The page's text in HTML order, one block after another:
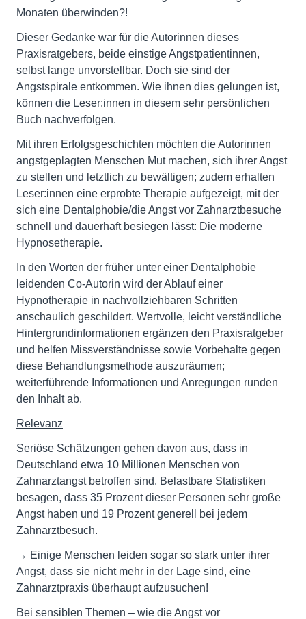
Monaten überwinden?!
Dieser Gedanke war für die Autorinnen dieses
Praxisratgebers, beide einstige Angstpatientinnen,
selbst lange unvorstellbar. Doch sie sind der
Angstspirale entkommen. Wie ihnen dies gelungen ist,
können die Leser:innen in diesem sehr persönlichen
Buch nachverfolgen.
Mit ihren Erfolgsgeschichten möchten die Autorinnen
angstgeplagten Menschen Mut machen, sich ihrer Angst
zu stellen und letztlich zu bewältigen; zudem erhalten
Leser:innen eine erprobte Therapie aufgezeigt, mit der
sich eine Dentalphobie/die Angst vor Zahnarztbesuche
schnell und dauerhaft besiegen lässt: Die moderne
Hypnosetherapie.
In den Worten der früher unter einer Dentalphobie
leidenden Co-Autorin wird der Ablauf einer
Hypnotherapie in nachvollziehbaren Schritten
anschaulich geschildert. Wertvolle, leicht verständliche
Hintergrundinformationen ergänzen den Praxisratgeber
und helfen Missverständnisse sowie Vorbehalte gegen
diese Behandlungsmethode auszuräumen;
weiterführende Informationen und Anregungen runden
den Inhalt ab.
Relevanz
Seriöse Schätzungen gehen davon aus, dass in
Deutschland etwa 10 Millionen Menschen von
Zahnarztangst betroffen sind. Belastbare Statistiken
besagen, dass 35 Prozent dieser Personen sehr große
Angst haben und 19 Prozent generell bei jedem
Zahnarztbesuch.
→ Einige Menschen leiden sogar so stark unter ihrer
Angst, dass sie nicht mehr in der Lage sind, eine
Zahnarztpraxis überhaupt aufzusuchen!
Bei sensiblen Themen – wie die Angst vor